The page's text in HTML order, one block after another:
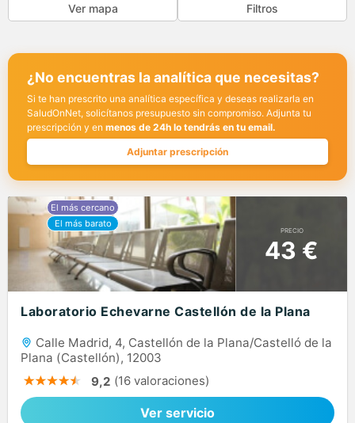
Ver mapa Filtros
¿No encuentras la analítica que necesitas?
Si te han prescrito una analítica específica y deseas realizarla en
SaludOnNet, solicítanos presupuesto sin compromiso. Adjunta tu
prescripción y en menos de 24h lo tendrás en tu email.
Adjuntar prescripción
PRECIO
43 €
Laboratorio Echevarne Castellón de la Plana
Calle Madrid, 4, Castellón de la Plana/Castelló de la
Plana (Castellón), 12003
9,2 (16 valoraciones)
Ver servicio